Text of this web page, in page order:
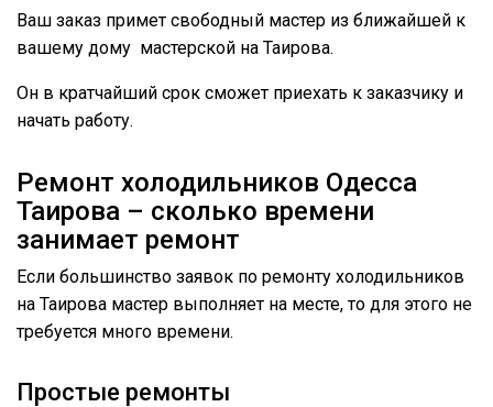
Ваш заказ примет свободный мастер из ближайшей к
вашему дому мастерской на Таирова.
Он в кратчайший срок сможет приехать к заказчику и
начать работу.
Ремонт холодильников Одесса
Таирова – сколько времени
занимает ремонт
Если большинство заявок по ремонту холодильников
на Таирова мастер выполняет на месте, то для этого не
требуется много времени.
Простые ремонты